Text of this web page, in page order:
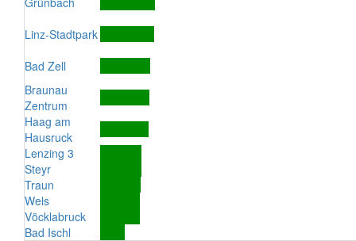
Linz-Stadtpark
Bad Zell
Braunau
Zentrum
Haag am
Hausruck
Lenzing 3
Steyr
Traun
Wels
Vöcklabruck
Bad Ischl